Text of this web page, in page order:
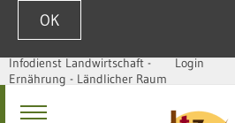
OK
Zum Inhalt springen
Infodienst Landwirtschaft -
Ernährung - Ländlicher Raum
Login